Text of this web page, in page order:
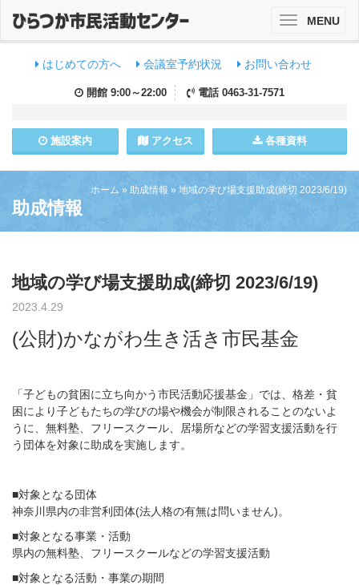
はじめての方へ 会議室予約状況 お問い合わせ
開館 9:00～22:00 電話 0463-31-7571
施設案内 アクセス 各種資料
ToggleMENU
ホーム » 助成情報 » 地域の学び場支援助成(締切 2023/6/19)
助成情報
地域の学び場支援助成(締切 2023/6/19)
2023.4.29
(公財)かながわ生き活き市民基金
「子どもの貧困に立ち向かう市民活動応援基金」では、格差・貧
困により子どもたちの学びの場や機会が制限されることのないよ
うに、無料塾、フリースクール、居場所などの学習支援活動を行
う団体を対象に助成を実施します。
■対象となる団体
神奈川県内の非営利団体(法人格の有無は問いません)。
■対象となる事業・活動
県内の無料塾、フリースクールなどの学習支援活動
■対象となる活動・事業の期間